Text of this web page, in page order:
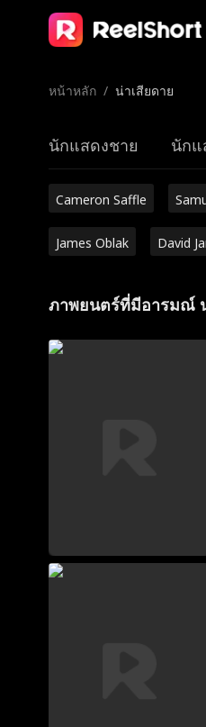
หน้าหลัก / น่าเสียดาย
นักแสดงชาย นัก
Cameron Saffle
James Oblak David
ภาพยนตร์ที่มีอารมณ์